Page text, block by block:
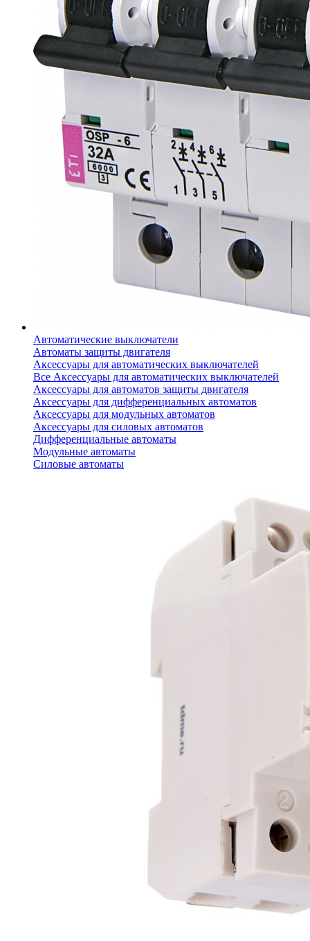
Автоматические выключатели
Автоматы защиты двигателя
Аксессуары для автоматических выключателей
Все Аксессуары для автоматических выключателей
Аксессуары для автоматов защиты двигателя
Аксессуары для дифференциальных автоматов
Аксессуары для модульных автоматов
Аксессуары для силовых автоматов
Дифференциальные автоматы
Модульные автоматы
Силовые автоматы